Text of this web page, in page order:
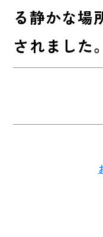
る静かな場
されました。